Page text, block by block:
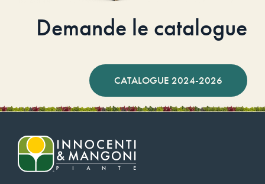
Demande le catalogue
CATALOGUE 2024-2026